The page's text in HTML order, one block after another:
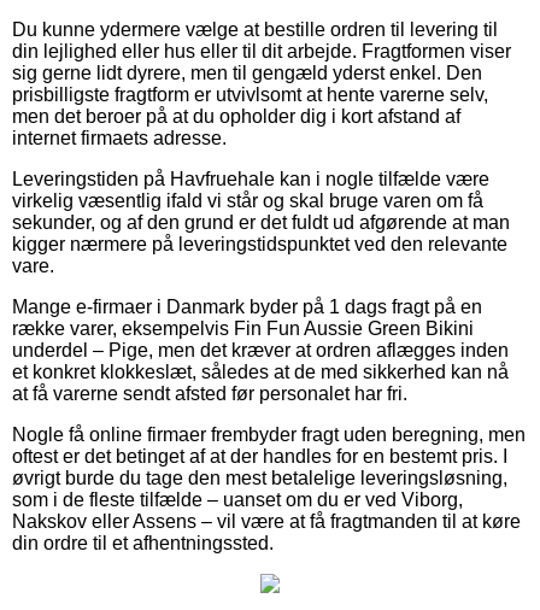
Du kunne ydermere vælge at bestille ordren til levering til
din lejlighed eller hus eller til dit arbejde. Fragtformen viser
sig gerne lidt dyrere, men til gengæld yderst enkel. Den
prisbilligste fragtform er utvivlsomt at hente varerne selv,
men det beroer på at du opholder dig i kort afstand af
internet firmaets adresse.
Leveringstiden på Havfruehale kan i nogle tilfælde være
virkelig væsentlig ifald vi står og skal bruge varen om få
sekunder, og af den grund er det fuldt ud afgørende at man
kigger nærmere på leveringstidspunktet ved den relevante
vare.
Mange e-firmaer i Danmark byder på 1 dags fragt på en
række varer, eksempelvis Fin Fun Aussie Green Bikini
underdel – Pige, men det kræver at ordren aflægges inden
et konkret klokkeslæt, således at de med sikkerhed kan nå
at få varerne sendt afsted før personalet har fri.
Nogle få online firmaer frembyder fragt uden beregning, men
oftest er det betinget af at der handles for en bestemt pris. I
øvrigt burde du tage den mest betalelige leveringsløsning,
som i de fleste tilfælde – uanset om du er ved Viborg,
Nakskov eller Assens – vil være at få fragtmanden til at køre
din ordre til et afhentningssted.